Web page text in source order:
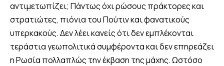
αντιμετωπίζει; Πάντως όχι ρώσους πράκτορες και
στρατιώτες, πιόνια του Πούτιν και φανατικούς
υπερκακούς. Δεν λέει κανείς ότι δεν εμπλέκονται
τεράστια γεωπολιτικά συμφέροντα και δεν επηρεάζει
η Ρωσία πολλαπλώς την έκβαση της μάχης. Ωστόσο